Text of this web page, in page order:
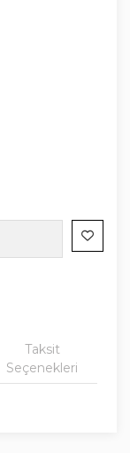
Taksit
Seçenekleri